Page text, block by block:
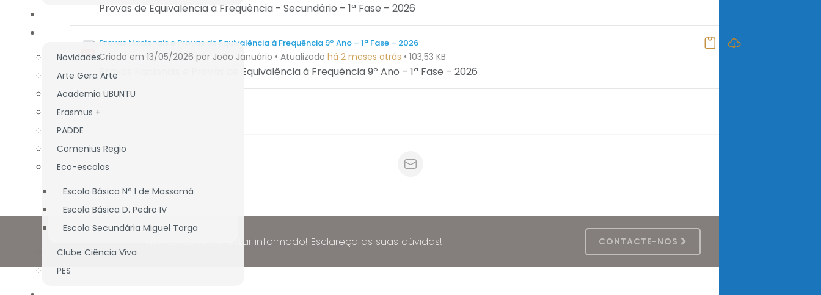
DOCUMENTAÇÃO
Novidades
Arte Gera Arte
Academia UBUNTU
Erasmus +
PADDE
Comenius Regio
Eco-escolas
Escola Básica Nº 1 de Massamá
Escola Básica D. Pedro IV
Escola Secundária Miguel Torga
Clube Ciência Viva
PES
Provas de Equivalência à Frequência - Secundário – 1ª Fase – 2026
Provas Nacionais e Provas de Equivalência à Frequência 9º Ano – 1ª Fase – 2026
Criado em 13/05/2026 por João Januário • Atualizado há 2 meses atrás • 103,53 KB
Provas Nacionais e Provas de Equivalência à Frequência 9º Ano – 1ª Fase – 2026
Nunca deixe de estar informado! Esclareça as suas dúvidas! CONTACTE-NOS